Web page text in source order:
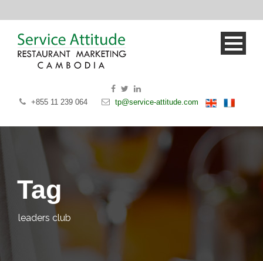
+855 11 239 064 tp@service-attitude.com
Tag
leaders club